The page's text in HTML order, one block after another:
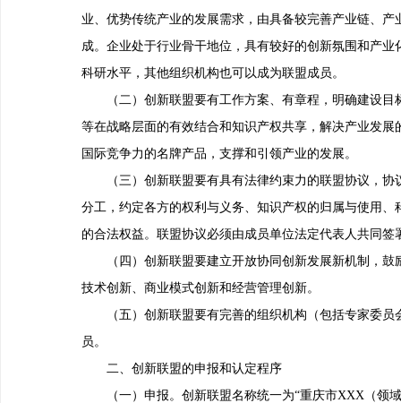
业、优势传统产业的发展需求，由具备较完善产业链、
成。企业处于行业骨干地位，具有较好的创新氛围和产
科研水平，其他组织机构也可以成为联盟成员。
（二）创新联盟要有工作方案、有章程，明确建设目
等在战略层面的有效结合和知识产权共享，解决产业发
国际竞争力的名牌产品，支撑和引领产业的发展。
（三）创新联盟要有具有法律约束力的联盟协议，协
分工，约定各方的权利与义务、知识产权的归属与使用
的合法权益。联盟协议必须由成员单位法定代表人共同签
（四）创新联盟要建立开放协同创新发展新机制，鼓
技术创新、商业模式创新和经营管理创新。
（五）创新联盟要有完善的组织机构（包括专家委员
员。
二、创新联盟的申报和认定程序
（一）申报。创新联盟名称统一为“重庆市XXX（领